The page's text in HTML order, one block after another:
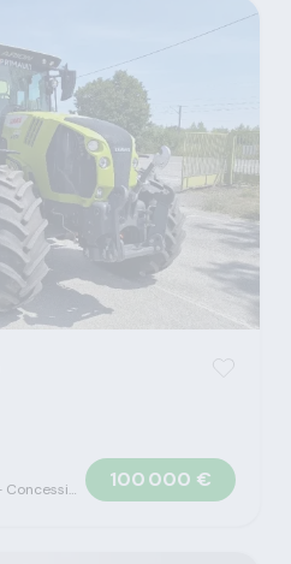
Gueudet 1880 Marolles - Concession Claas 100 000 €